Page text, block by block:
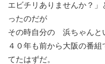
エビチリありませんか？
ったのだが
その時自分の 浜ちゃんと
４０年も前から大阪の番
てたはずだ。